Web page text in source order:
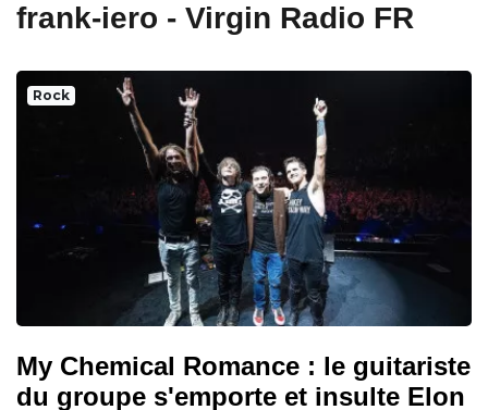
frank-iero - Virgin Radio FR
Rock
My Chemical Romance : le guitariste
du groupe s'emporte et insulte Elon